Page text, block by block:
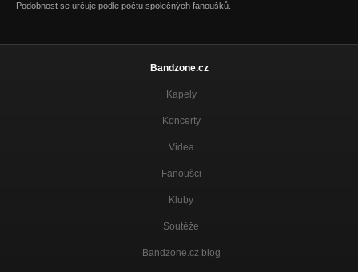
Podobnost se určuje podle počtu společných fanoušků.
Bandzone.cz
Kapely
Koncerty
Videa
Fanoušci
Kluby
Soutěže
Bandzone.cz blog